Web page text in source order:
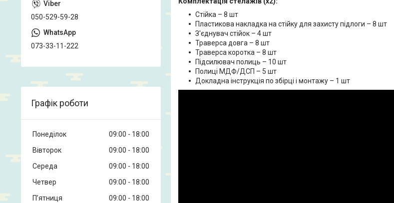
Стійка – 8 шт
Пластикова накладка на стійку для захисту підлоги – 8 шт
З'єднувач стійок – 4 шт
Траверса довга – 8 шт
Траверса коротка – 8 шт
Підсилювач полиць – 10 шт
Полиці МДФ/ДСП – 5 шт
Докладна інструкція по збірці і монтажу – 1 шт
050-529-59-28
073-33-11-222
Графік роботи
Понеділок 09:00
18:00
Вівторок
09:00
18:00
Середа
09:00
18:00
Четвер
09:00
18:00
Пʼятниця
09:00
18:00